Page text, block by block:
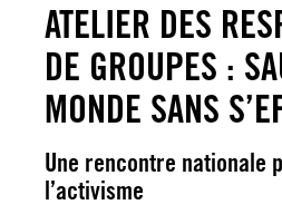
ATELIER DES
DE GROUPES :
MONDE SANS
Une rencontre nationale
l’activisme